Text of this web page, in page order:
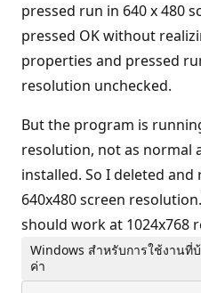
pressed run in 640 x 480
pressed OK without
properties and pressed
resolution unchecked.
But the program is
resolution, not as normal
installed. So I deleted
640x480 screen
should work at 1024x768
Windows สำหรับการใช้งาน
ค่า